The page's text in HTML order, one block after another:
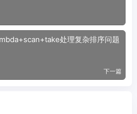
处理复杂排序问题
下一篇